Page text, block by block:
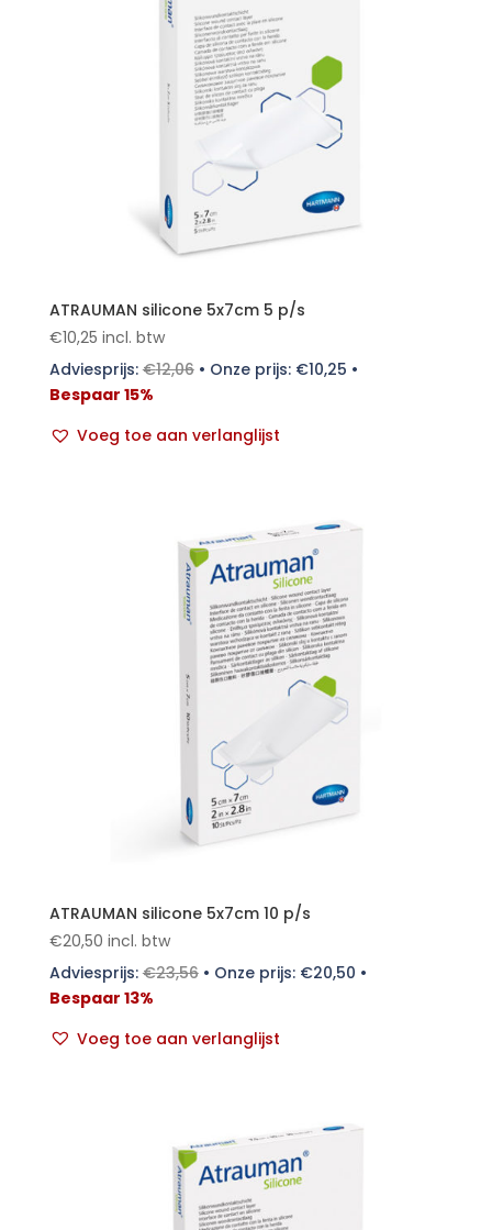
ATRAUMAN silicone 5x7cm 5 p/s
€10,25 incl. btw
Adviesprijs:€12,06• Onze prijs: €10,25 •
Bespaar 15%
Voeg toe aan verlanglijst
ATRAUMAN silicone 5x7cm 10 p/s
€20,50 incl. btw
Adviesprijs:€23,56• Onze prijs: €20,50 •
Bespaar 13%
Voeg toe aan verlanglijst